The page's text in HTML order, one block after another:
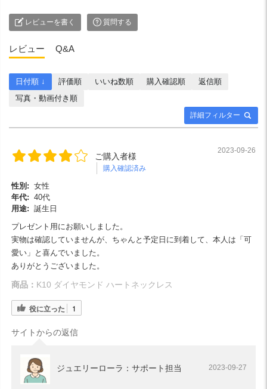
レビューを書く 質問する
レビュー Q&A
詳細フィルター
日付順 ↓ 評価順 いいね数順 購入確認順
返信順
写真・動画付き順
ご購入者様
購入確認済み
2023-09-26
性別: 女性
年代: 40代
用途: 誕生日
プレゼント用にお願いしました。
実物は確認していませんが、ちゃんと予定日に到着して、本人は「可
愛い」と喜んでいました。
ありがとうございました。
商品： K10 ダイヤモンド ハートネックレス
役に立った 1
サイトからの返信
ジュエリーローラ：サポート担当 2023-09-27